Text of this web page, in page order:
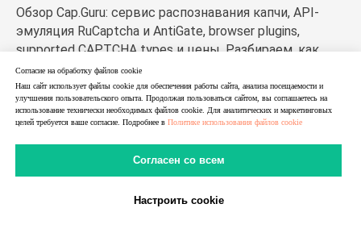
Обзор Cap.Guru: сервис распознавания капчи, API-
эмуляция RuCaptcha и AntiGate, browser plugins,
supported CAPTCHA types и цены. Разбираем, как
работает кап гуру и кому подходит сервис.
Согласие на обработку файлов cookie
Наш сайт использует файлы cookie для обеспечения работы сайта, анализа посещаемости и
улучшения пользовательского опыта. Продолжая пользоваться сайтом, вы соглашаетесь на
использование технически необходимых файлов cookie. Для аналитических и маркетинговых
целей требуется ваше согласие. Подробнее в Политике использования файлов cookie
Согласен со всем
Настроить cookie